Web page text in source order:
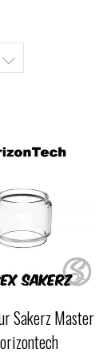

Sakerz Master